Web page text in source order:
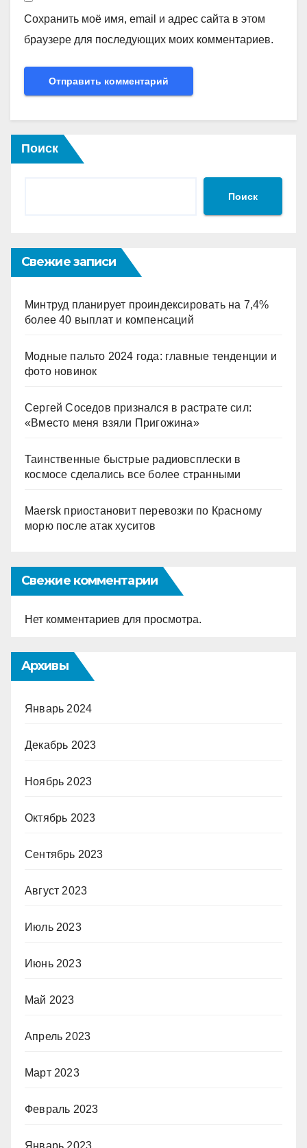
Сохранить моё имя, email и адрес сайта в этом
браузере для последующих моих комментариев.
Поиск
Поиск
Свежие записи
Минтруд планирует проиндексировать на 7,4%
более 40 выплат и компенсаций
Модные пальто 2024 года: главные тенденции и
фото новинок
Сергей Соседов признался в растрате сил:
«Вместо меня взяли Пригожина»
Таинственные быстрые радиовсплески в
космосе сделались все более странными
Maersk приостановит перевозки по Красному
морю после атак хуситов
Свежие комментарии
Нет комментариев для просмотра.
Архивы
Январь 2024
Декабрь 2023
Ноябрь 2023
Октябрь 2023
Сентябрь 2023
Август 2023
Июль 2023
Июнь 2023
Май 2023
Апрель 2023
Март 2023
Февраль 2023